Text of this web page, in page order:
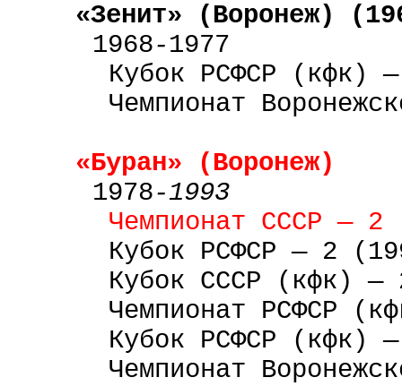
«Зенит» (Воронеж)
1968-1977
Кубок РСФСР (кфк)
Чемпионат
«Буран» (Воронеж)
1978-1993
Чемпионат СССР — 2
Кубок РСФСР — 2
Кубок СССР (кфк) —
Чемпионат РСФСР
Кубок РСФСР (кфк)
Чемпионат